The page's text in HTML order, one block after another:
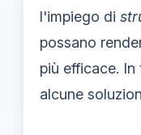
l'impiego di
possano
più efficace. In
alcune